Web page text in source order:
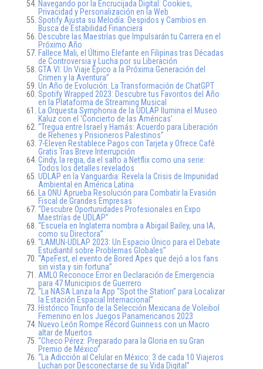
Navegando por la Encrucijada Digital: Cookies,
Privacidad y Personalización en la Web
Spotify Ajusta su Melodía: Despidos y Cambios en
Busca de Estabilidad Financiera
Descubre las Maestrías que Impulsarán tu Carrera en el
Próximo Año
Fallece Mali, el Último Elefante en Filipinas tras Décadas
de Controversia y Lucha por su Liberación
GTA VI: Un Viaje Épico a la Próxima Generación del
Crimen y la Aventura”
Un Año de Evolución: La Transformación de ChatGPT
Spotify Wrapped 2023: Descubre tus Favoritos del Año
en la Plataforma de Streaming Musical
La Orquesta Symphonia de la UDLAP Ilumina el Museo
Kaluz con el ‘Concierto de las Américas’
“Tregua entre Israel y Hamás: Acuerdo para Liberación
de Rehenes y Prisioneros Palestinos”
7-Eleven Restablece Pagos con Tarjeta y Ofrece Café
Gratis Tras Breve Interrupción
Cindy, la regia, da el salto a Netflix como una serie:
Todos los detalles revelados
UDLAP en la Vanguardia: Revela la Crisis de Impunidad
Ambiental en América Latina
La ONU Aprueba Resolución para Combatir la Evasión
Fiscal de Grandes Empresas
“Descubre Oportunidades Profesionales en Expo
Maestrías de UDLAP”
“Escuela en Inglaterra nombra a Abigail Bailey, una IA,
como su Directora”
“LAMUN-UDLAP 2023: Un Espacio Único para el Debate
Estudiantil sobre Problemas Globales”
“ApeFest, el evento de Bored Apes que dejó a los fans
sin vista y sin fortuna”
AMLO Reconoce Error en Declaración de Emergencia
para 47 Municipios de Guerrero
“La NASA Lanza la App “Spot the Station” para Localizar
la Estación Espacial Internacional”
Histórico Triunfo de la Selección Mexicana de Voleibol
Femenino en los Juegos Panamericanos 2023
Nuevo León Rompe Récord Guinness con un Macro
altar de Muertos
“Checo Pérez: Preparado para la Gloria en su Gran
Premio de México”
“La Adicción al Celular en México: 3 de cada 10 Viajeros
Luchan por Desconectarse de su Vida Digital”